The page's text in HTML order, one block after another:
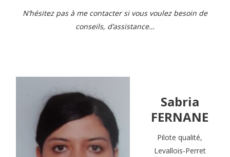
N’hésitez pas à me contacter si vous voulez besoin de
conseils, d’assistance…
Sabria
FERNANE
Pilote qualité,
Levallois-Perret